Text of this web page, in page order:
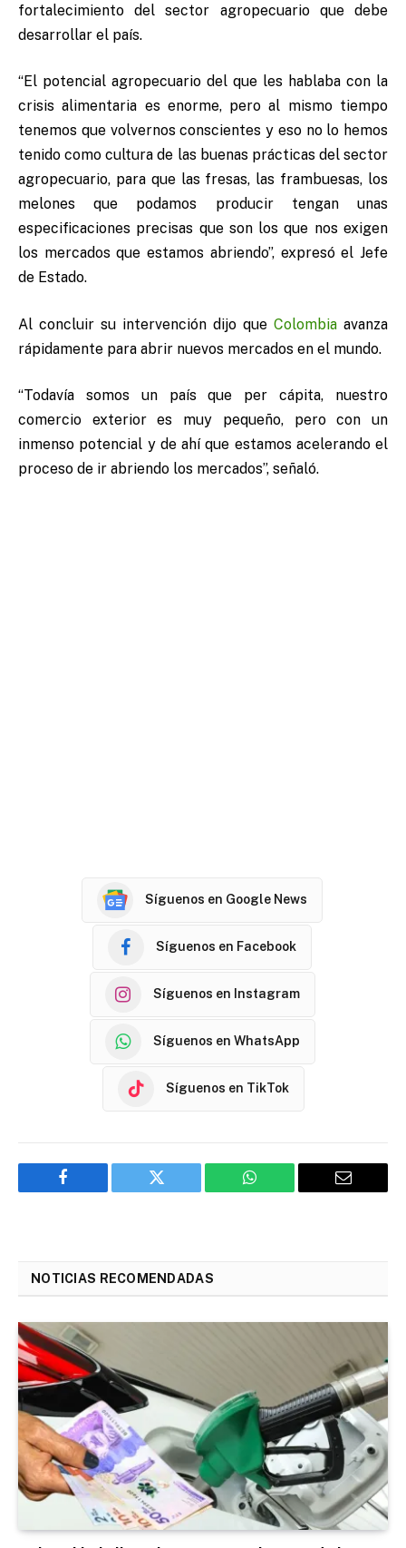
fortalecimiento del sector agropecuario que debe
desarrollar el país.
“El potencial agropecuario del que les hablaba con la
crisis alimentaria es enorme, pero al mismo tiempo
tenemos que volvernos conscientes y eso no lo hemos
tenido como cultura de las buenas prácticas del sector
agropecuario, para que las fresas, las frambuesas, los
melones que podamos producir tengan unas
especificaciones precisas que son los que nos exigen
los mercados que estamos abriendo”, expresó el Jefe
de Estado.
Al concluir su intervención dijo que Colombia avanza
rápidamente para abrir nuevos mercados en el mundo.
“Todavía somos un país que per cápita, nuestro
comercio exterior es muy pequeño, pero con un
inmenso potencial y de ahí que estamos acelerando el
proceso de ir abriendo los mercados”, señaló.
Síguenos en Google News
Síguenos en Facebook
Síguenos en Instagram
Síguenos en WhatsApp
Síguenos en TikTok
Facebook Twitter WhatsApp Email
NOTICIAS RECOMENDADAS